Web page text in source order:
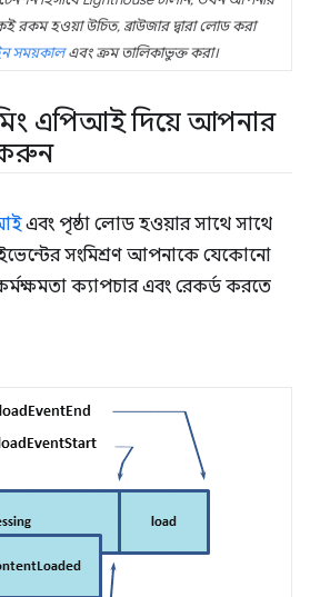
রকম হওয়া উচিত, ব্রাউজার দ্বারা লোড করা
সময়কালএবং ক্রম তালিকাভুক্ত করা।
এপিআই দিয়ে আপনার
করুন
এবং পৃষ্ঠা লোড হওয়ার সাথে সাথে
ইভেন্টের সংমিশ্রণ আপনাকে যেকোনো
কর্মক্ষমতা ক্যাপচার এবং রেকর্ড করতে